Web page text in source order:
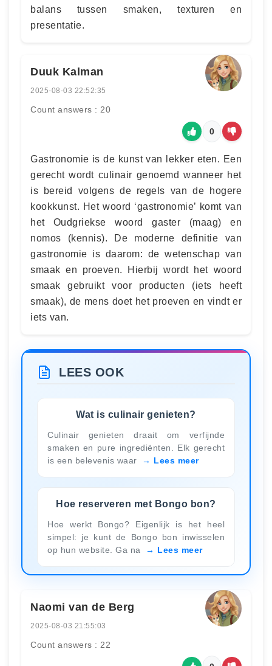
balans tussen smaken, texturen en
presentatie.
Duuk Kalman
2025-08-03 22:52:35
Count answers : 20
0
Gastronomie is de kunst van lekker eten. Een
gerecht wordt culinair genoemd wanneer het
is bereid volgens de regels van de hogere
kookkunst. Het woord ‘gastronomie’ komt van
het Oudgriekse woord gaster (maag) en
nomos (kennis). De moderne definitie van
gastronomie is daarom: de wetenschap van
smaak en proeven. Hierbij wordt het woord
smaak gebruikt voor producten (iets heeft
smaak), de mens doet het proeven en vindt er
iets van.
LEES OOK
Wat is culinair genieten?
Culinair genieten draait om verfijnde
smaken en pure ingrediënten. Elk gerecht
is een belevenis waar
Lees meer
Hoe reserveren met Bongo bon?
Hoe werkt Bongo? Eigenlijk is het heel
simpel: je kunt de Bongo bon inwisselen
op hun website. Ga na
Lees meer
Naomi van de Berg
2025-08-03 21:55:03
Count answers : 22